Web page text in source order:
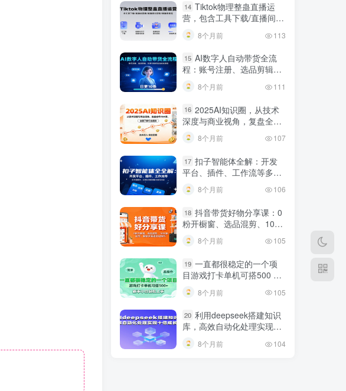
14 Tiktok物理整蛊直播运
营，包含工具下载/直播间搭
建/直播素材获取/跟播思路
等
8个月前 113
15 AI数字人自动带货全流
程：账号注册、选品剪辑，
日更10条作品自动化变现
8个月前 111
16 2025AI知识圈，从技术
深度与商业视角，复盘全年
AI大事，全面了解行业趋势
8个月前 107
17 扣子智能体全解：开发
平台、插件、工作流等多方
发布内容
8个月前 106
18 抖音带货好物分享课：0
粉开橱窗、选品混剪、1000
巧
8个月前 105
19 一直都很稳定的一个项
目游戏打卡单机可搭500 ，
新手小白轻松上手
8个月前 105
20 利用deepseek搭建知识
库，高效自动化处理实现十
倍成长！
8个月前 104